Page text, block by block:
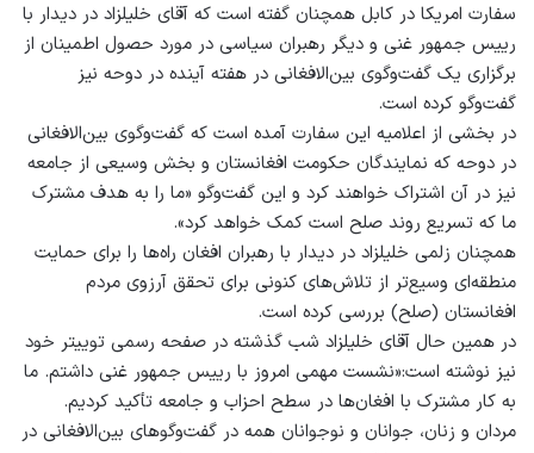
سفارت امریکا در کابل همچنان گفته است که آقای خلیلزاد در دیدار با
رییس‌ جمهور غنی و دیگر رهبران سیاسی در مورد حصول اطمینان از
برگزاری یک گفت‌وگوی بین‌الافغانی در هفته‌ آینده در دوحه نیز
گفت‌وگو کرده است.
در بخشی از اعلامیه‌ این سفارت آمده است که گفت‌وگوی بین‌الافغانی
در دوحه که نمایندگان حکومت افغانستان و بخش وسیعی از جامعه
نیز در آن اشتراک خواهند کرد و این گفت‌وگو «ما را به هدف مشترک
ما که تسریع روند صلح است کمک خواهد کرد».
همچنان زلمی خلیلزاد در دیدار با رهبران افغان راه‌ها را برای حمایت
منطقه‌ای وسیع‌تر از تلاش‌های کنونی برای تحقق آرزوی مردم
افغانستان (صلح) بررسی کرده است.
در همین حال آقای خلیلزاد شب گذشته در صفحه‌ رسمی توییتر خود
نیز نوشته است:«نشست مهمی امروز با رییس‌ جمهور غنی داشتم. ما
به کار مشترک با افغان‌ها در سطح احزاب و جامعه تأکید کردیم.
مردان و زنان، جوانان و نوجوانان همه در گفت‌وگوهای بین‌الافغانی در